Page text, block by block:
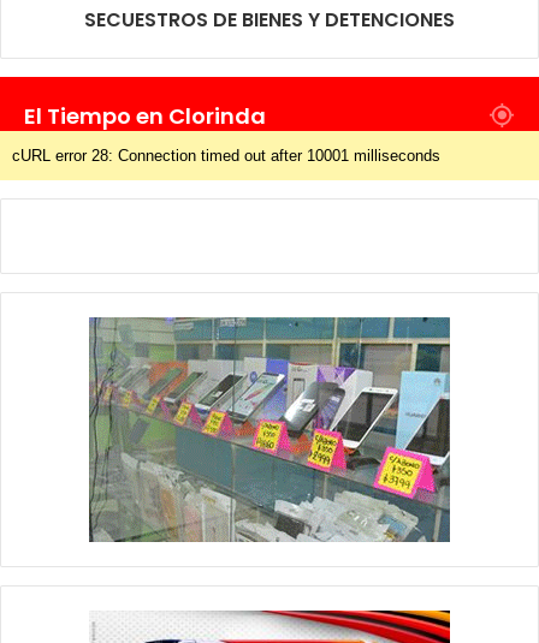
SECUESTROS DE BIENES Y DETENCIONES
El Tiempo en Clorinda
cURL error 28: Connection timed out after 10001 milliseconds